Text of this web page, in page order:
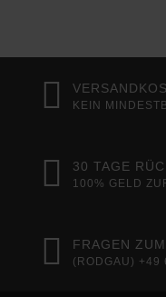
KEIN
30 TAGE
100% GELD
FRAGEN
(RODGAU) +49